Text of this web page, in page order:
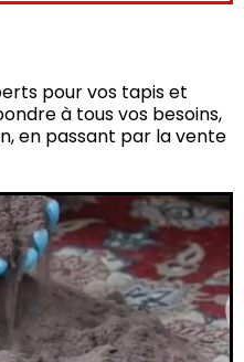
pour vos tapis et
à tous vos besoins,
en passant par la vente